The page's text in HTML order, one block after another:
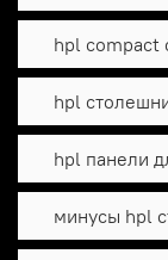
hpl compact
hpl
hpl панели
минусы hpl